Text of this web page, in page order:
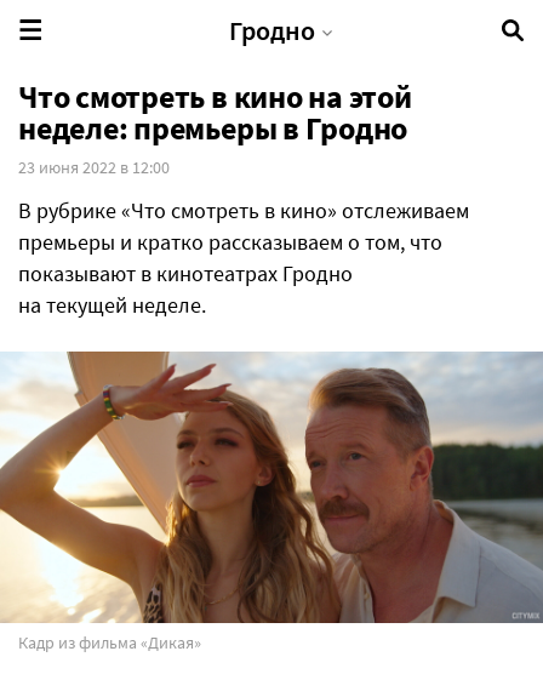
Гродно
Что смотреть в кино на этой
неделе: премьеры в Гродно
23 июня 2022 в 12:00
В рубрике «Что смотреть в кино» отслеживаем
премьеры и кратко рассказываем о том, что
показывают в кинотеатрах Гродно
на текущей неделе.
Кадр из фильма «Дикая»